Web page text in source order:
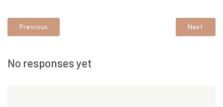
Previous Next
No responses yet